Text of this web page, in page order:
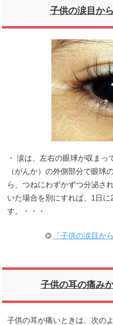
子供の涙目か
・ 涙は、左右の眼球が収ま
（がんか）の外側部分で眼球
ら、つねにわずかずつ分泌さ
いた場合を別にすれば、1日
す。・・・
「子供の涙目か
子供の耳の痛み
子供の耳が痛いときは、次の